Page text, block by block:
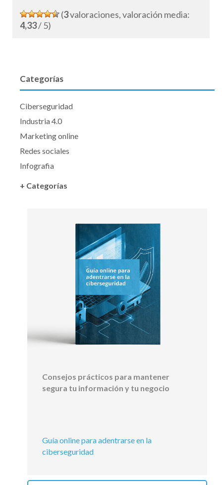
(3valoraciones, valoración media:
4,33/ 5)
Categorías
Ciberseguridad
Industria 4.0
Marketing online
Redes sociales
Infografia
+ Categorías
Consejos prácticos para mantener
segura tu información y tu negocio
Guía online para adentrarse en la
ciberseguridad